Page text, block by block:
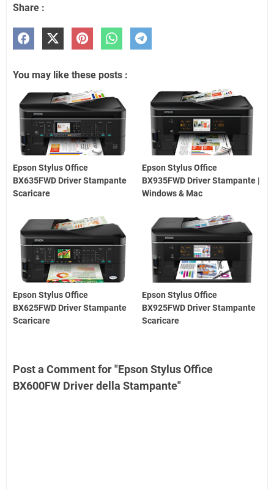
Share :
You may like these posts :
Epson Stylus Office
BX635FWD Driver Stampante
Scaricare
Epson Stylus Office
BX935FWD Driver Stampante |
Windows & Mac
Epson Stylus Office
BX625FWD Driver Stampante
Scaricare
Epson Stylus Office
BX925FWD Driver Stampante
Scaricare
Post a Comment for "Epson Stylus Office
BX600FW Driver della Stampante"